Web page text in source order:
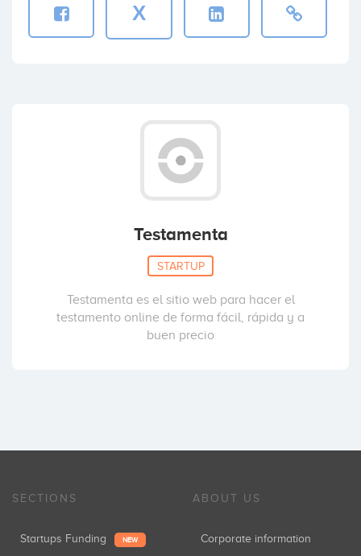
X
Testamenta
STARTUP
Testamenta es el sitio web para hacer el
testamento online de forma fácil, rápida y a
buen precio
SECTIONS
Startups Funding NEW
ABOUT US
Corporate information